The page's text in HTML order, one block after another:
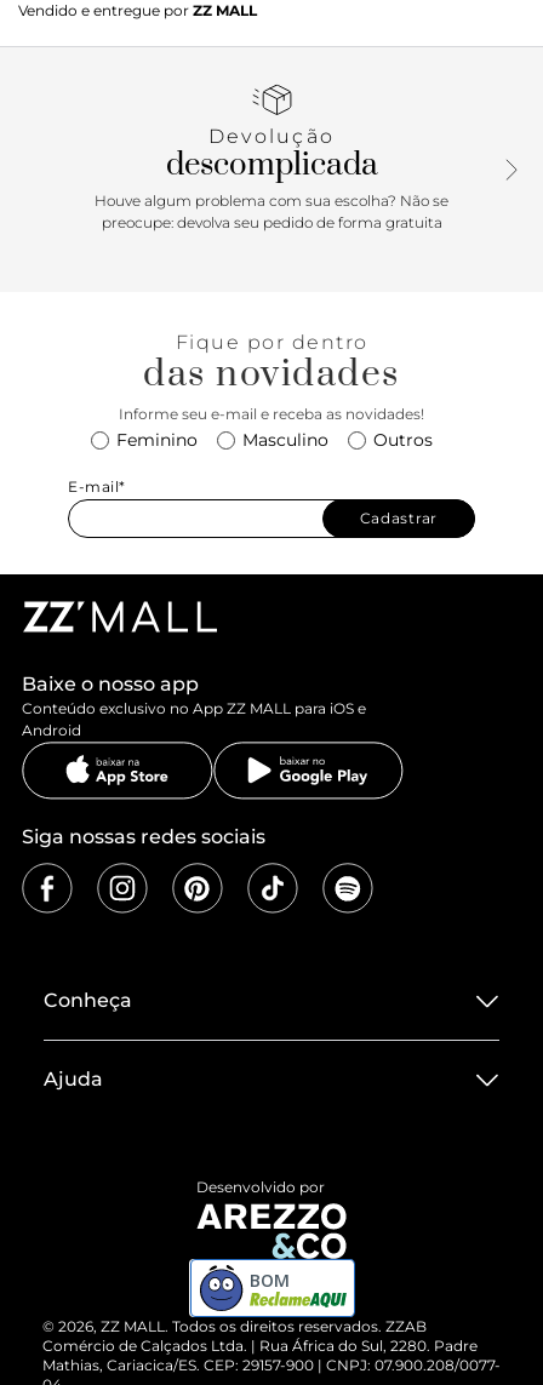
arredondado na ponta. Traz tiras largas e maleáveis
transpassadas por elos metálicos dourados, que se
fina em torno do calcanhar com fecho em fivela lateral.
inscrição do nome da marca.
Vendido e entregue por ZZ MALL
Devolução
descomplicada
Houve algum problema com sua escolha? Não se
preocupe: devolva seu pedido de forma gratuita
Fique por dentro
das novidades
Informe seu e-mail e receba as novidades!
Feminino Masculino Outros
E-mail*
Cadastrar
Baixe o nosso app
Conteúdo exclusivo no App ZZ MALL para iOS e
Android
Siga nossas redes sociais
Conheça
Termos de Uso
ZZ MALL é confiável
Cartão Presente
Vendas Corporativas
Ajuda
Devolução do Produto
Compre pelo WhatsApp
© 2026, ZZ MALL. Todos os direitos reservados. ZZAB
Comércio de Calçados Ltda. | Rua África do Sul, 2280. Padre
Mathias, Cariacica/ES. CEP: 29157-900 | CNPJ: 07.900.208/0077-
Desenvolvido por
BOM